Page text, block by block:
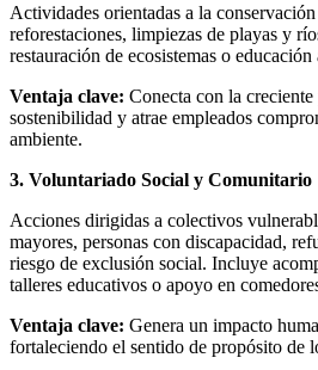
Actividades orientadas a la
reforestaciones, limpiezas de playas y
restauración de ecosistemas o
Ventaja clave: Conecta con la
sostenibilidad y atrae empleados
ambiente.
3. Voluntariado Social y Comunitario
Acciones dirigidas a colectivos
mayores, personas con discapacidad,
riesgo de exclusión social. Incluye
talleres educativos o apoyo en
Ventaja clave: Genera un impacto
fortaleciendo el sentido de propósito de